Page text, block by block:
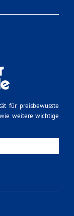
für preisbewusste
weitere wichtige